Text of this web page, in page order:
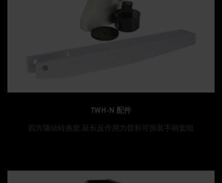
TWH-N 配件
四方驱动转换套,延长反作用力臂和可拆装手柄套组